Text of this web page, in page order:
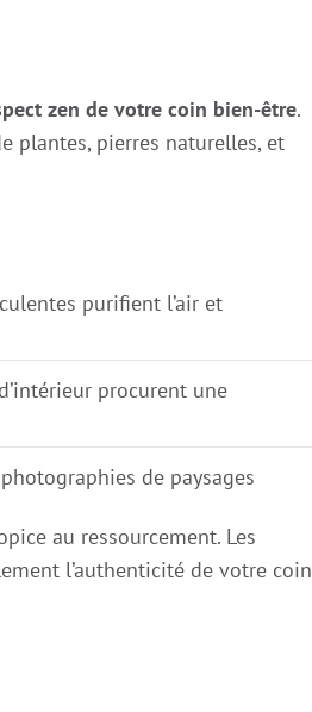
zen de votre coin bien-être.
plantes, pierres naturelles, et
purifient l’air et
procurent une
de paysages
au ressourcement. Les
l’authenticité de votre coin